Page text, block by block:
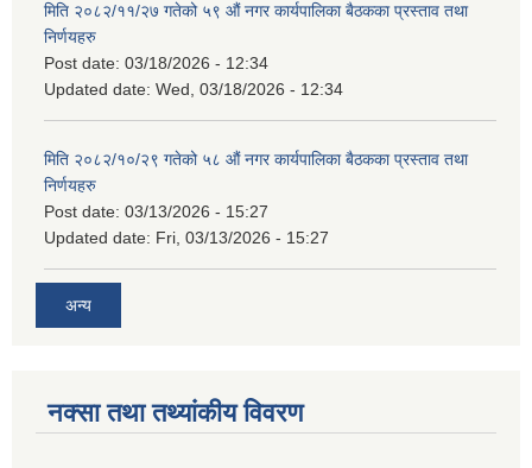
मिति २०८२/११/२७ गतेको ५९ औं नगर कार्यपालिका बैठकका प्रस्ताव तथा
निर्णयहरु
Post date: 03/18/2026 - 12:34
Updated date: Wed, 03/18/2026 - 12:34
मिति २०८२/१०/२९ गतेको ५८ औं नगर कार्यपालिका बैठकका प्रस्ताव तथा
निर्णयहरु
Post date: 03/13/2026 - 15:27
Updated date: Fri, 03/13/2026 - 15:27
अन्य
नक्सा तथा तथ्यांकीय विवरण